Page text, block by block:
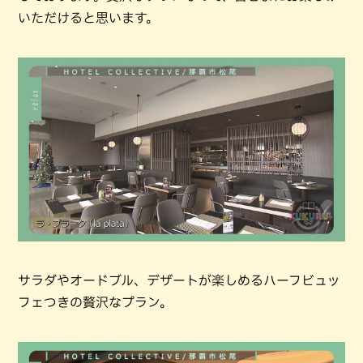
いただけると思います。
サラダやオードブル、デザートが楽しめるハーフビュッ
フェつきの贅沢なプラン。